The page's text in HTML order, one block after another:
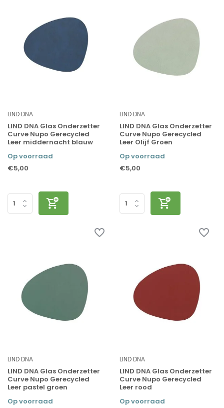
LIND DNA
LIND DNA Glas Onderzetter
Curve Nupo Gerecycled
Leer middernacht blauw
Op voorraad
€5,00
LIND DNA
LIND DNA Glas Onderzetter
Curve Nupo Gerecycled
Leer Olijf Groen
Op voorraad
€5,00
LIND DNA
LIND DNA Glas Onderzetter
Curve Nupo Gerecycled
Leer pastel groen
Op voorraad
LIND DNA
LIND DNA Glas Onderzetter
Curve Nupo Gerecycled
Leer rood
Op voorraad